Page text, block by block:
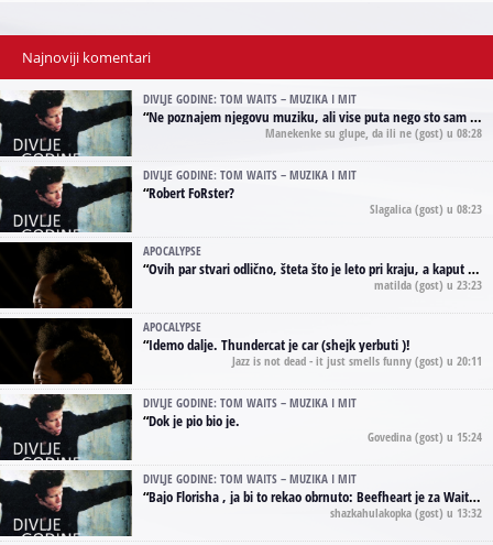
Najnoviji komentari
DIVLJE GODINE: TOM WAITS – MUZIKA I MIT
“Ne poznajem njegovu muziku, ali vise puta nego sto sam to zazeleo gledao sam njegove umjetnicke slike na raznim stranama interneta. Te stoga zakljucujem da je Tom Waits Lady Gaga muzike namrstenih, ma
Manekenke su glupe, da ili ne (gost) u 08:28
DIVLJE GODINE: TOM WAITS – MUZIKA I MIT
“Robert FoRster?
Slagalica (gost) u 08:23
APOCALYPSE
“Ovih par stvari odlično, šteta što je leto pri kraju, a kaput koji te vervoatno podseća na pirotski ćilim je iz tradicije Navaho indijanaca ;)
matilda (gost) u 23:23
APOCALYPSE
“Idemo dalje. Thundercat je car (shejk yerbuti )!
Jazz is not dead - it just smells funny (gost) u 20:11
DIVLJE GODINE: TOM WAITS – MUZIKA I MIT
“Dok je pio bio je.
Govedina (gost) u 15:24
DIVLJE GODINE: TOM WAITS – MUZIKA I MIT
“Bajo Florisha , ja bi to rekao obrnuto: Beefheart je za Waitsa, isto sto i Hendrix za Lenny Kravitza
shazkahulakopka (gost) u 13:32